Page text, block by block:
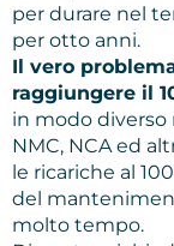
per durare nel
per otto anni.
Il vero
raggiungere il
in modo diverso
NMC, NCA ed
le ricariche al
del
molto tempo.